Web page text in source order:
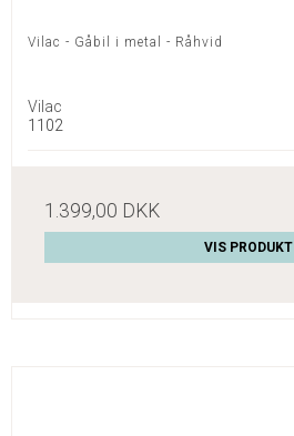
Vilac - Gåbil i metal - Råhvid
Vilac
1102
1.399,00 DKK
VIS PRODUKT